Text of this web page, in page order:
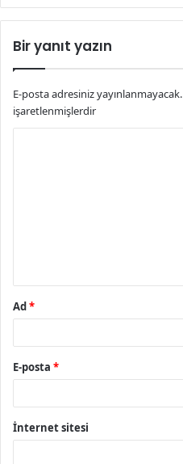
Bir yanıt yazın
E-posta adresiniz yayınlanmayacak.
işaretlenmişlerdir
Ad*
E-posta *
İnternet sitesi